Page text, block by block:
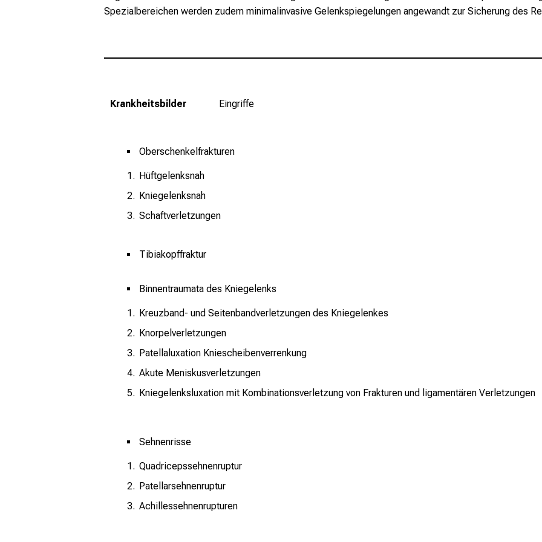
Spezialbereichen werden zudem minimalinvasive Gelenkspiegelungen angewandt zur Sicherung des
Krankheitsbilder Eingriffe
Oberschenkelfrakturen
Hüftgelenksnah
Kniegelenksnah
Schaftverletzungen
Tibiakopffraktur
Binnentraumata des Kniegelenks
Kreuzband- und Seitenbandverletzungen des Kniegelenkes
Knorpelverletzungen
Patellaluxation Kniescheibenverrenkung
Akute Meniskusverletzungen
Kniegelenksluxation mit Kombinationsverletzung von Frakturen und ligamentären Verletzungen
Sehnenrisse
Quadricepssehnenruptur
Patellarsehnenruptur
Achillessehnenrupturen